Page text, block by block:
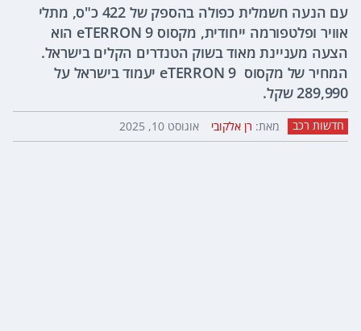
עם הנעה חשמלית כפולה בהספק של 422 כ"ס, מתלי
אוויר ופלטפורמה ייחודית, מקסוס eTERRON 9 הוא
הצעה מעניינת מאוד בשוק הטנדרים הקלים בישראל.
המחיר של מקסוס eTERRON 9 יעמוד בישראל על
289,990 שקל.
חדשות רכב מאת: רן אלקובי אוגוסט 10, 2025